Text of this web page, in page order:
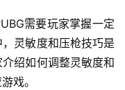
需要玩家掌握一定
灵敏度和压枪技巧是
绍如何调整灵敏度和
戏。